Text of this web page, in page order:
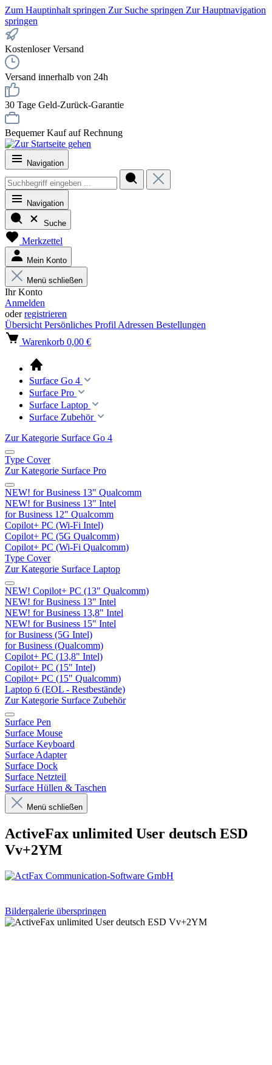
Zum Hauptinhalt springen Zur Suche springen Zur Hauptnavigation
springen
Kostenloser Versand
Versand innerhalb von 24h
30 Tage Geld-Zurück-Garantie
Bequemer Kauf auf Rechnung
Navigation
Navigation
Suche
Merkzettel
Mein Konto
Menü schließen
Ihr Konto
Anmelden
oderregistrieren
Übersicht Persönliches Profil Adressen Bestellungen
Warenkorb 0,00 €
Surface Go 4
Surface Pro
Surface Laptop
Surface Zubehör
Zur Kategorie Surface Go 4
Type Cover
Zur Kategorie Surface Pro
NEW! for Business 13" Qualcomm
NEW! for Business 13" Intel
for Business 12" Qualcomm
Copilot+ PC (Wi-Fi Intel)
Copilot+ PC (5G Qualcomm)
Copilot+ PC (Wi-Fi Qualcomm)
Type Cover
Zur Kategorie Surface Laptop
NEW! Copilot+ PC (13" Qualcomm)
NEW! for Business 13" Intel
NEW! for Business 13,8" Intel
NEW! for Business 15" Intel
for Business (5G Intel)
for Business (Qualcomm)
Copilot+ PC (13,8" Intel)
Copilot+ PC (15" Intel)
Copilot+ PC (15" Qualcomm)
Laptop 6 (EOL - Restbestände)
Zur Kategorie Surface Zubehör
Surface Pen
Surface Mouse
Surface Keyboard
Surface Adapter
Surface Dock
Surface Netzteil
Surface Hüllen & Taschen
Menü schließen
ActiveFax unlimited User deutsch ESD
Vv+2YM
Bildergalerie überspringen